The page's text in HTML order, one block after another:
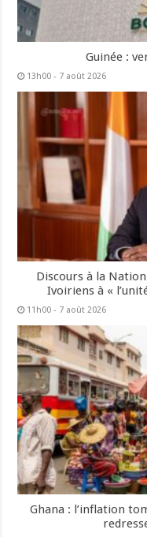
Guinée :
13h00 - 7 août 2026
Discours à la
Ivoiriens à «
11h00 - 7 août 2026
Ghana : l’inflation